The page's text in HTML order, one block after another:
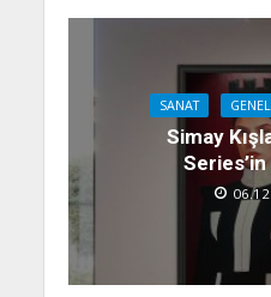
SANAT
Simay